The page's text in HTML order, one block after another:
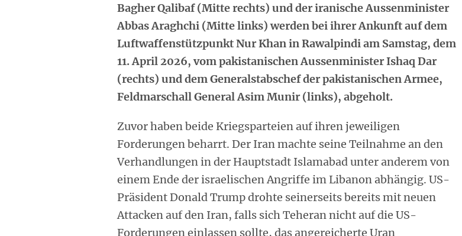
Bagher Qalibaf (Mitte rechts) und der iranische Aussenminister
Abbas Araghchi (Mitte links) werden bei ihrer Ankunft auf dem
Luftwaffenstützpunkt Nur Khan in Rawalpindi am Samstag, dem
11. April 2026, vom pakistanischen Aussenminister Ishaq Dar
(rechts) und dem Generalstabschef der pakistanischen Armee,
Feldmarschall General Asim Munir (links), abgeholt.
Zuvor haben beide Kriegsparteien auf ihren jeweiligen
Forderungen beharrt. Der Iran machte seine Teilnahme an den
Verhandlungen in der Hauptstadt Islamabad unter anderem von
einem Ende der israelischen Angriffe im Libanon abhängig. US-
Präsident Donald Trump drohte seinerseits bereits mit neuen
Attacken auf den Iran, falls sich Teheran nicht auf die US-
Forderungen einlassen sollte, das angereicherte Uran